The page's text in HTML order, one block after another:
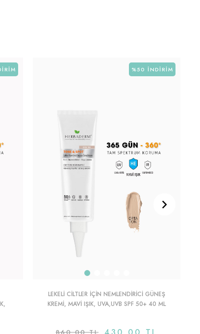
LEKELI CILTLER IÇIN NEMLENDIRICI GÜNEŞ
KREMI, MAVI IŞIK, UVA,UVB SPF 50+ 40 ML
%50 İNDIRIM